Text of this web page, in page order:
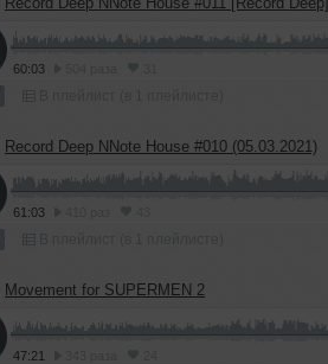
60:03
Record Deep NNote House #010 (05.03.2021)
61:03
Movement for SUPERMEN 2
47:21